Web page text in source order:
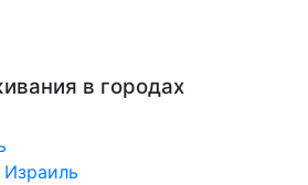
в городах